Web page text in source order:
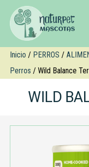
Inicio / PERROS /
Perros / Wild Balance
WILD